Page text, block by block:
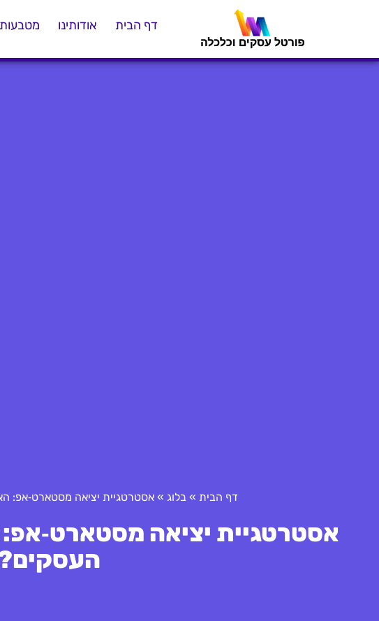
דף הבית אודותינו מטבעות
דף הבית » בלוג »אסטרטגיית יציאה מסטארט‑אפ:
אסטרטגיית יציאה מסטארט‑אפ: